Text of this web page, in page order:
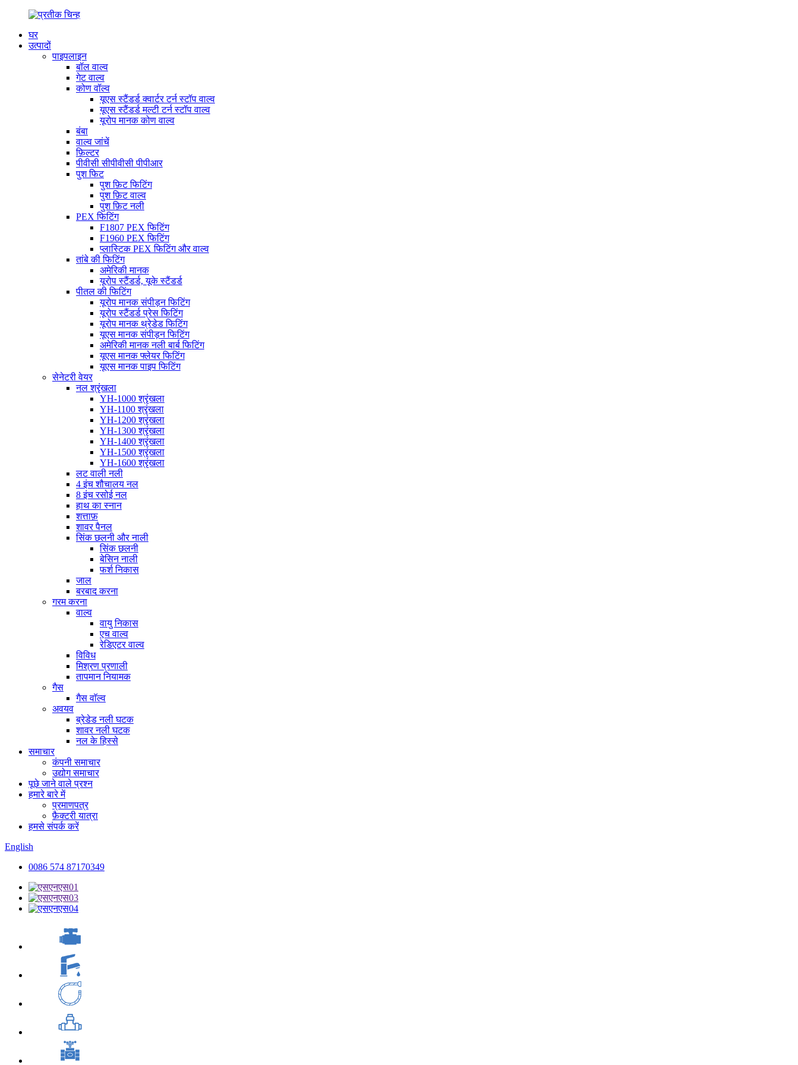
घर
उत्पादों
पाइपलाइन
बॉल वाल्व
गेट वाल्व
कोण वॉल्व
यूएस स्टैंडर्ड क्वार्टर टर्न स्टॉप वाल्व
यूएस स्टैंडर्ड मल्टी टर्न स्टॉप वाल्व
यूरोप मानक कोण वाल्व
बंबा
वाल्व जांचें
फ़िल्टर
पीवीसी सीपीवीसी पीपीआर
पुश फिट
पुश फ़िट फिटिंग
पुश फ़िट वाल्व
पुश फ़िट नली
PEX फिटिंग
F1807 PEX फिटिंग
F1960 PEX फिटिंग
प्लास्टिक PEX फिटिंग और वाल्व
तांबे की फिटिंग
अमेरिकी मानक
यूरोप स्टैंडर्ड, यूके स्टैंडर्ड
पीतल की फिटिंग
यूरोप मानक संपीड़न फिटिंग
यूरोप स्टैंडर्ड प्रेस फिटिंग
यूरोप मानक थ्रेडेड फिटिंग
यूएस मानक संपीड़न फिटिंग
अमेरिकी मानक नली बार्ब फिटिंग
यूएस मानक फ्लेयर फिटिंग
यूएस मानक पाइप फिटिंग
सेनेटरी वेयर
नल श्रृंखला
YH-1000 श्रृंखला
YH-1100 श्रृंखला
YH-1200 श्रृंखला
YH-1300 श्रृंखला
YH-1400 श्रृंखला
YH-1500 श्रृंखला
YH-1600 श्रृंखला
लट वाली नली
4 इंच शौचालय नल
8 इंच रसोई नल
हाथ का स्नान
शत्ताफ़
शावर पैनल
सिंक छलनी और नाली
सिंक छलनी
बेसिन नाली
फर्श निकास
जाल
बरबाद करना
गरम करना
वाल्व
वायु निकास
एच वाल्व
रेडिएटर वाल्व
विविध
मिश्रण प्रणाली
तापमान नियामक
गैस
गैस वाॅल्व
अवयव
ब्रेडेड नली घटक
शावर नली घटक
नल के हिस्से
समाचार
कंपनी समाचार
उद्योग समाचार
पूछे जाने वाले प्रश्न
हमारे बारे में
प्रमाणपत्र
फ़ैक्टरी यात्रा
हमसे संपर्क करें
English
0086 574 87170349